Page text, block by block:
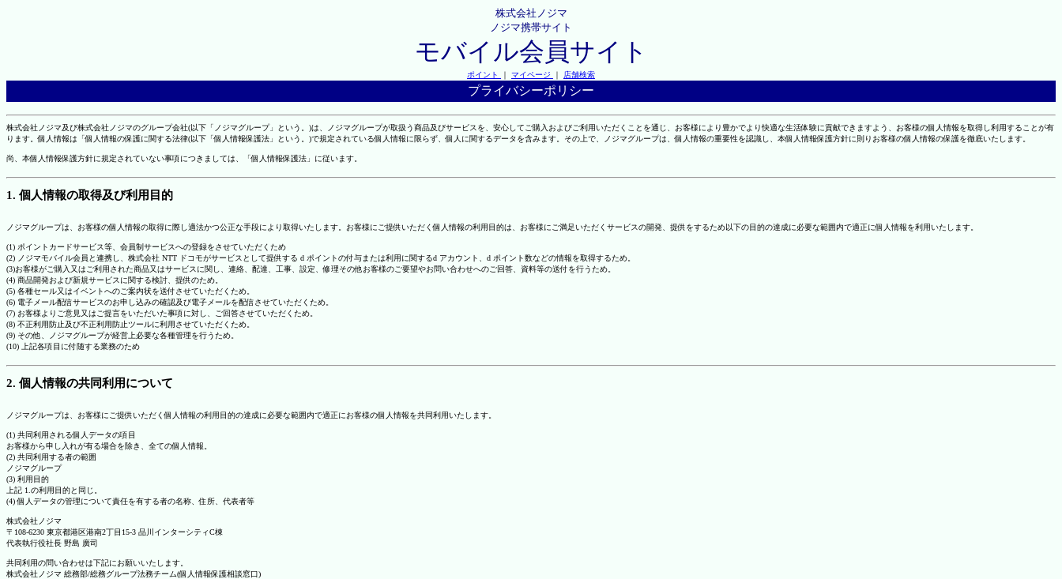
株式会社ノジマ
ノジマ携帯サイト
モバイル会員サイト
ポイント ｜ マイページ ｜ 店舗検索
プライバシーポリシー
株式会社ノジマ及び株式会社ノジマのグループ会社(以下「ノジマグループ」という。)は、ノジマグループが取扱う商品及びサービスを、安心してご購入およびご利用いただくことを通じ、お客様により豊かでより快適な生活体験に貢献できますよう、お客様の個人情報を取得し利用することが有
ります。個人情報は「個人情報の保護に関する法律(以下「個人情報保護法」という。)で規定されている個人情報に限らず、個人に関するデータを含みます。その上で、ノジマグループは、個人情報の重要性を認識し、本個人情報保護方針に則りお客様の個人情報の保護を徹底いたします。
尚、本個人情報保護方針に規定されていない事項につきましては、「個人情報保護法」に従います。
1. 個人情報の取得及び利用目的
ノジマグループは、お客様の個人情報の取得に際し適法かつ公正な手段により取得いたします。お客様にご提供いただく個人情報の利用目的は、お客様にご満足いただくサービスの開発、提供をするため以下の目的の達成に必要な範囲内で適正に個人情報を利用いたします。
(1) ポイントカードサービス等、会員制サービスへの登録をさせていただくため
(2) ノジマモバイル会員と連携し、株式会社 NTT ドコモがサービスとして提供する d ポイントの付与または利用に関するd アカウント、d ポイント数などの情報を取得するため。
(3)お客様がご購入又はご利用された商品又はサービスに関し、連絡、配達、工事、設定、修理その他お客様のご要望やお問い合わせへのご回答、資料等の送付を行うため。
(4) 商品開発および新規サービスに関する検討、提供のため。
(5) 各種セール又はイベントへのご案内状を送付させていただくため。
(6) 電子メール配信サービスのお申し込みの確認及び電子メールを配信させていただくため。
(7) お客様よりご意見又はご提言をいただいた事項に対し、ご回答させていただくため。
(8) 不正利用防止及び不正利用防止ツールに利用させていただくため。
(9) その他、ノジマグループが経営上必要な各種管理を行うため。
(10) 上記各項目に付随する業務のため
2. 個人情報の共同利用について
ノジマグループは、お客様にご提供いただく個人情報の利用目的の達成に必要な範囲内で適正にお客様の個人情報を共同利用いたします。
(1) 共同利用される個人データの項目
お客様から申し入れが有る場合を除き、全ての個人情報。
(2) 共同利用する者の範囲
ノジマグループ
(3) 利用目的
上記 1.の利用目的と同じ。
(4) 個人データの管理について責任を有する者の名称、住所、代表者等
株式会社ノジマ
〒108-6230 東京都港区港南2丁目15-3 品川インターシティC棟
代表執行役社長 野島 廣司
共同利用の問い合わせは下記にお願いいたします。
株式会社ノジマ 総務部/総務グループ法務チーム(個人情報保護相談窓口)